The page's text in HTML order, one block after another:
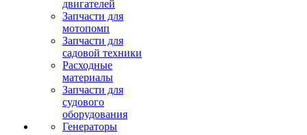
двигателей
Запчасти для
мотопомп
Запчасти для
садовой техники
Расходные
материалы
Запчасти для
судового
оборудования
Генераторы